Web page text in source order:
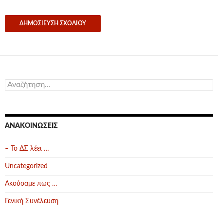
Αναζήτηση
για:
ΑΝΑΚΟΙΝΏΣΕΙΣ
– Το ΔΣ λέει …
Uncategorized
Ακούσαμε πως …
Γενική Συνέλευση